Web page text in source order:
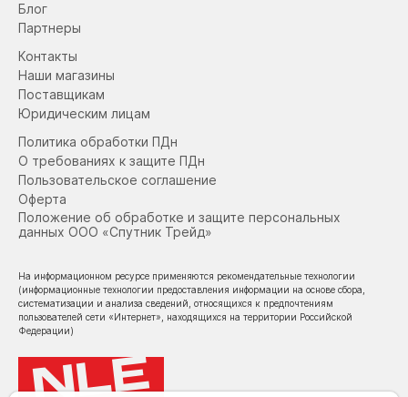
Блог
Партнеры
Контакты
Наши магазины
Поставщикам
Юридическим лицам
Политика обработки ПДн
О требованиях к защите ПДн
Пользовательское соглашение
Оферта
Положение об обработке и защите персональных
данных ООО «Спутник Трейд»
На информационном ресурсе применяются рекомендательные технологии
(информационные технологии предоставления информации на основе сбора,
систематизации и анализа сведений, относящихся к предпочтениям
пользователей сети «Интернет», находящихся на территории Российской
Федерации)